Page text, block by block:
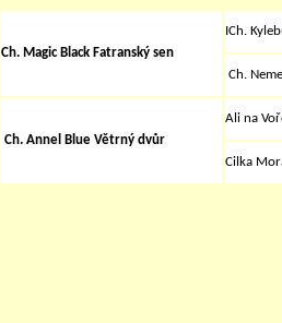
Ch. Magic Black Fatranský sen
ICh.
Ch.
Ch. Annel Blue Větrný dvůr
Ali na
Cilka